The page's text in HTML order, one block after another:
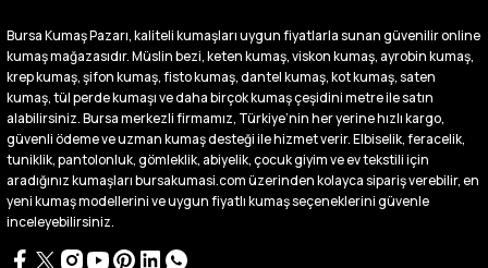
Buradan ikinci alışverişim ikisinden de çok
memnun kaldım teşekkürler.
Büşra Singeç | 02/07/2026
Bursa kumaş pazarından defalarca kumaş
aldım videoda anlatılıp gosterildigi gibi
çıktı. bu zamana kadar sorun yaşamadım
uygun fiyatlarından ve kalitesinden dolayı
tercih ettiğim kumaşçi
D... Ç... | 27/06/2026
Bursa Kumaş Pazarı, kaliteli kumaşları uygun fiyatlarla sunan güvenilir online
kumaş mağazasıdır. Müslin bezi, keten kumaş, viskon kumaş, ayrobin kumaş,
krep kumaş, şifon kumaş, fisto kumaş, dantel kumaş, kot kumaş, saten
kumaş, tül perde kumaşı ve daha birçok kumaş çeşidini metre ile satın
alabilirsiniz. Bursa merkezli firmamız, Türkiye’nin her yerine hızlı kargo,
güvenli ödeme ve uzman kumaş desteği ile hizmet verir. Elbiselik, feracelik,
tuniklik, pantolonluk, gömleklik, abiyelik, çocuk giyim ve ev tekstili için
aradığınız kumaşları bursakumasi.com üzerinden kolayca sipariş verebilir, en
yeni kumaş modellerini ve uygun fiyatlı kumaş seçeneklerini güvenle
inceleyebilirsiniz.